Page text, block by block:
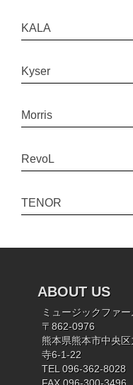
KALA
Kyser
Morris
RevoL
TENOR
ABOUT US
ミュージックファー
〒862-0976
熊本県熊本市中央区
寺6-1-22
TEL 096-362-8028